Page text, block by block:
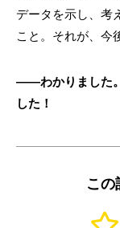
データを示し、考
こと。それが、今
――わかりました
した！
この